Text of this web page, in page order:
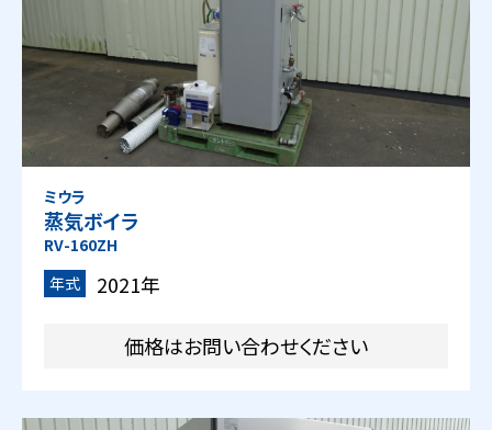
ミウラ
蒸気ボイラ
RV-160ZH
年式
2021年
価格はお問い合わせください